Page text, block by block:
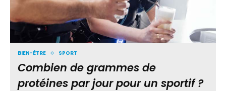
BIEN-ÊTRE SPORT
Combien de grammes de
protéines par jour pour un sportif ?